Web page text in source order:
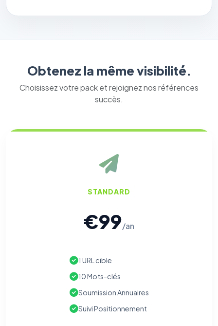
Obtenez la même visibilité.
Choisissez votre pack et rejoignez nos références
succès.
STANDARD
€99/an
1 URL cible
10 Mots-clés
Soumission Annuaires
Suivi Positionnement